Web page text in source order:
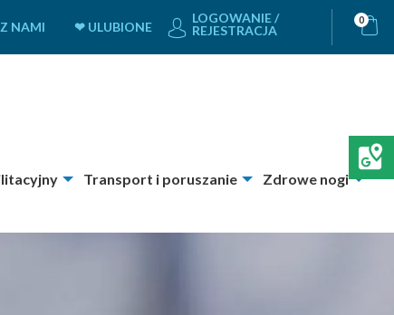
NAMI ❤ ULUBIONE
LOGOWANIE /
REJESTRACJA
0
Transport i poruszanie
Zdrowe nogi